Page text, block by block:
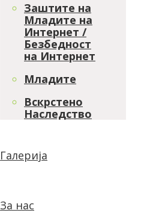
Заштите на
Младите на
Интернет /
Безбедност
на Интернет
Младите
Вскрстено
Наследство
Галерија
За нас